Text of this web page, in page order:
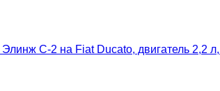
С-2 на Fiat Ducato, двигатель 2,2